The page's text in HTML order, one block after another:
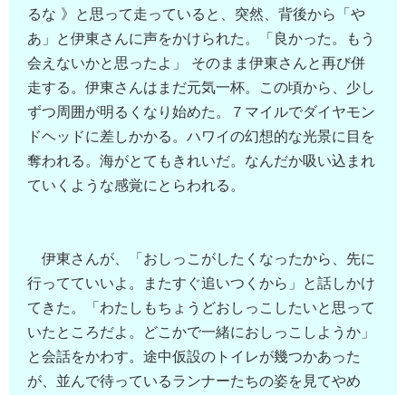
るな 》と思って走っていると、突然、背後から「や
あ」と伊東さんに声をかけられた。「良かった。もう
会えないかと思ったよ」 そのまま伊東さんと再び併
走する。伊東さんはまだ元気一杯。この頃から、少し
ずつ周囲が明るくなり始めた。７マイルでダイヤモン
ドヘッドに差しかかる。ハワイの幻想的な光景に目を
奪われる。海がとてもきれいだ。なんだか吸い込まれ
ていくような感覚にとらわれる。
伊東さんが、「おしっこがしたくなったから、先に
行ってていいよ。またすぐ追いつくから」と話しかけ
てきた。「わたしもちょうどおしっこしたいと思って
いたところだよ。どこかで一緒におしっこしようか」
と会話をかわす。途中仮設のトイレが幾つかあった
が、並んで待っているランナーたちの姿を見てやめ